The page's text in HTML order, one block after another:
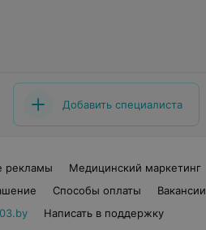
Добавить специалиста
рекламы
Медицинский маркетинг
Способы оплаты
Вакансии
Написать в поддержку